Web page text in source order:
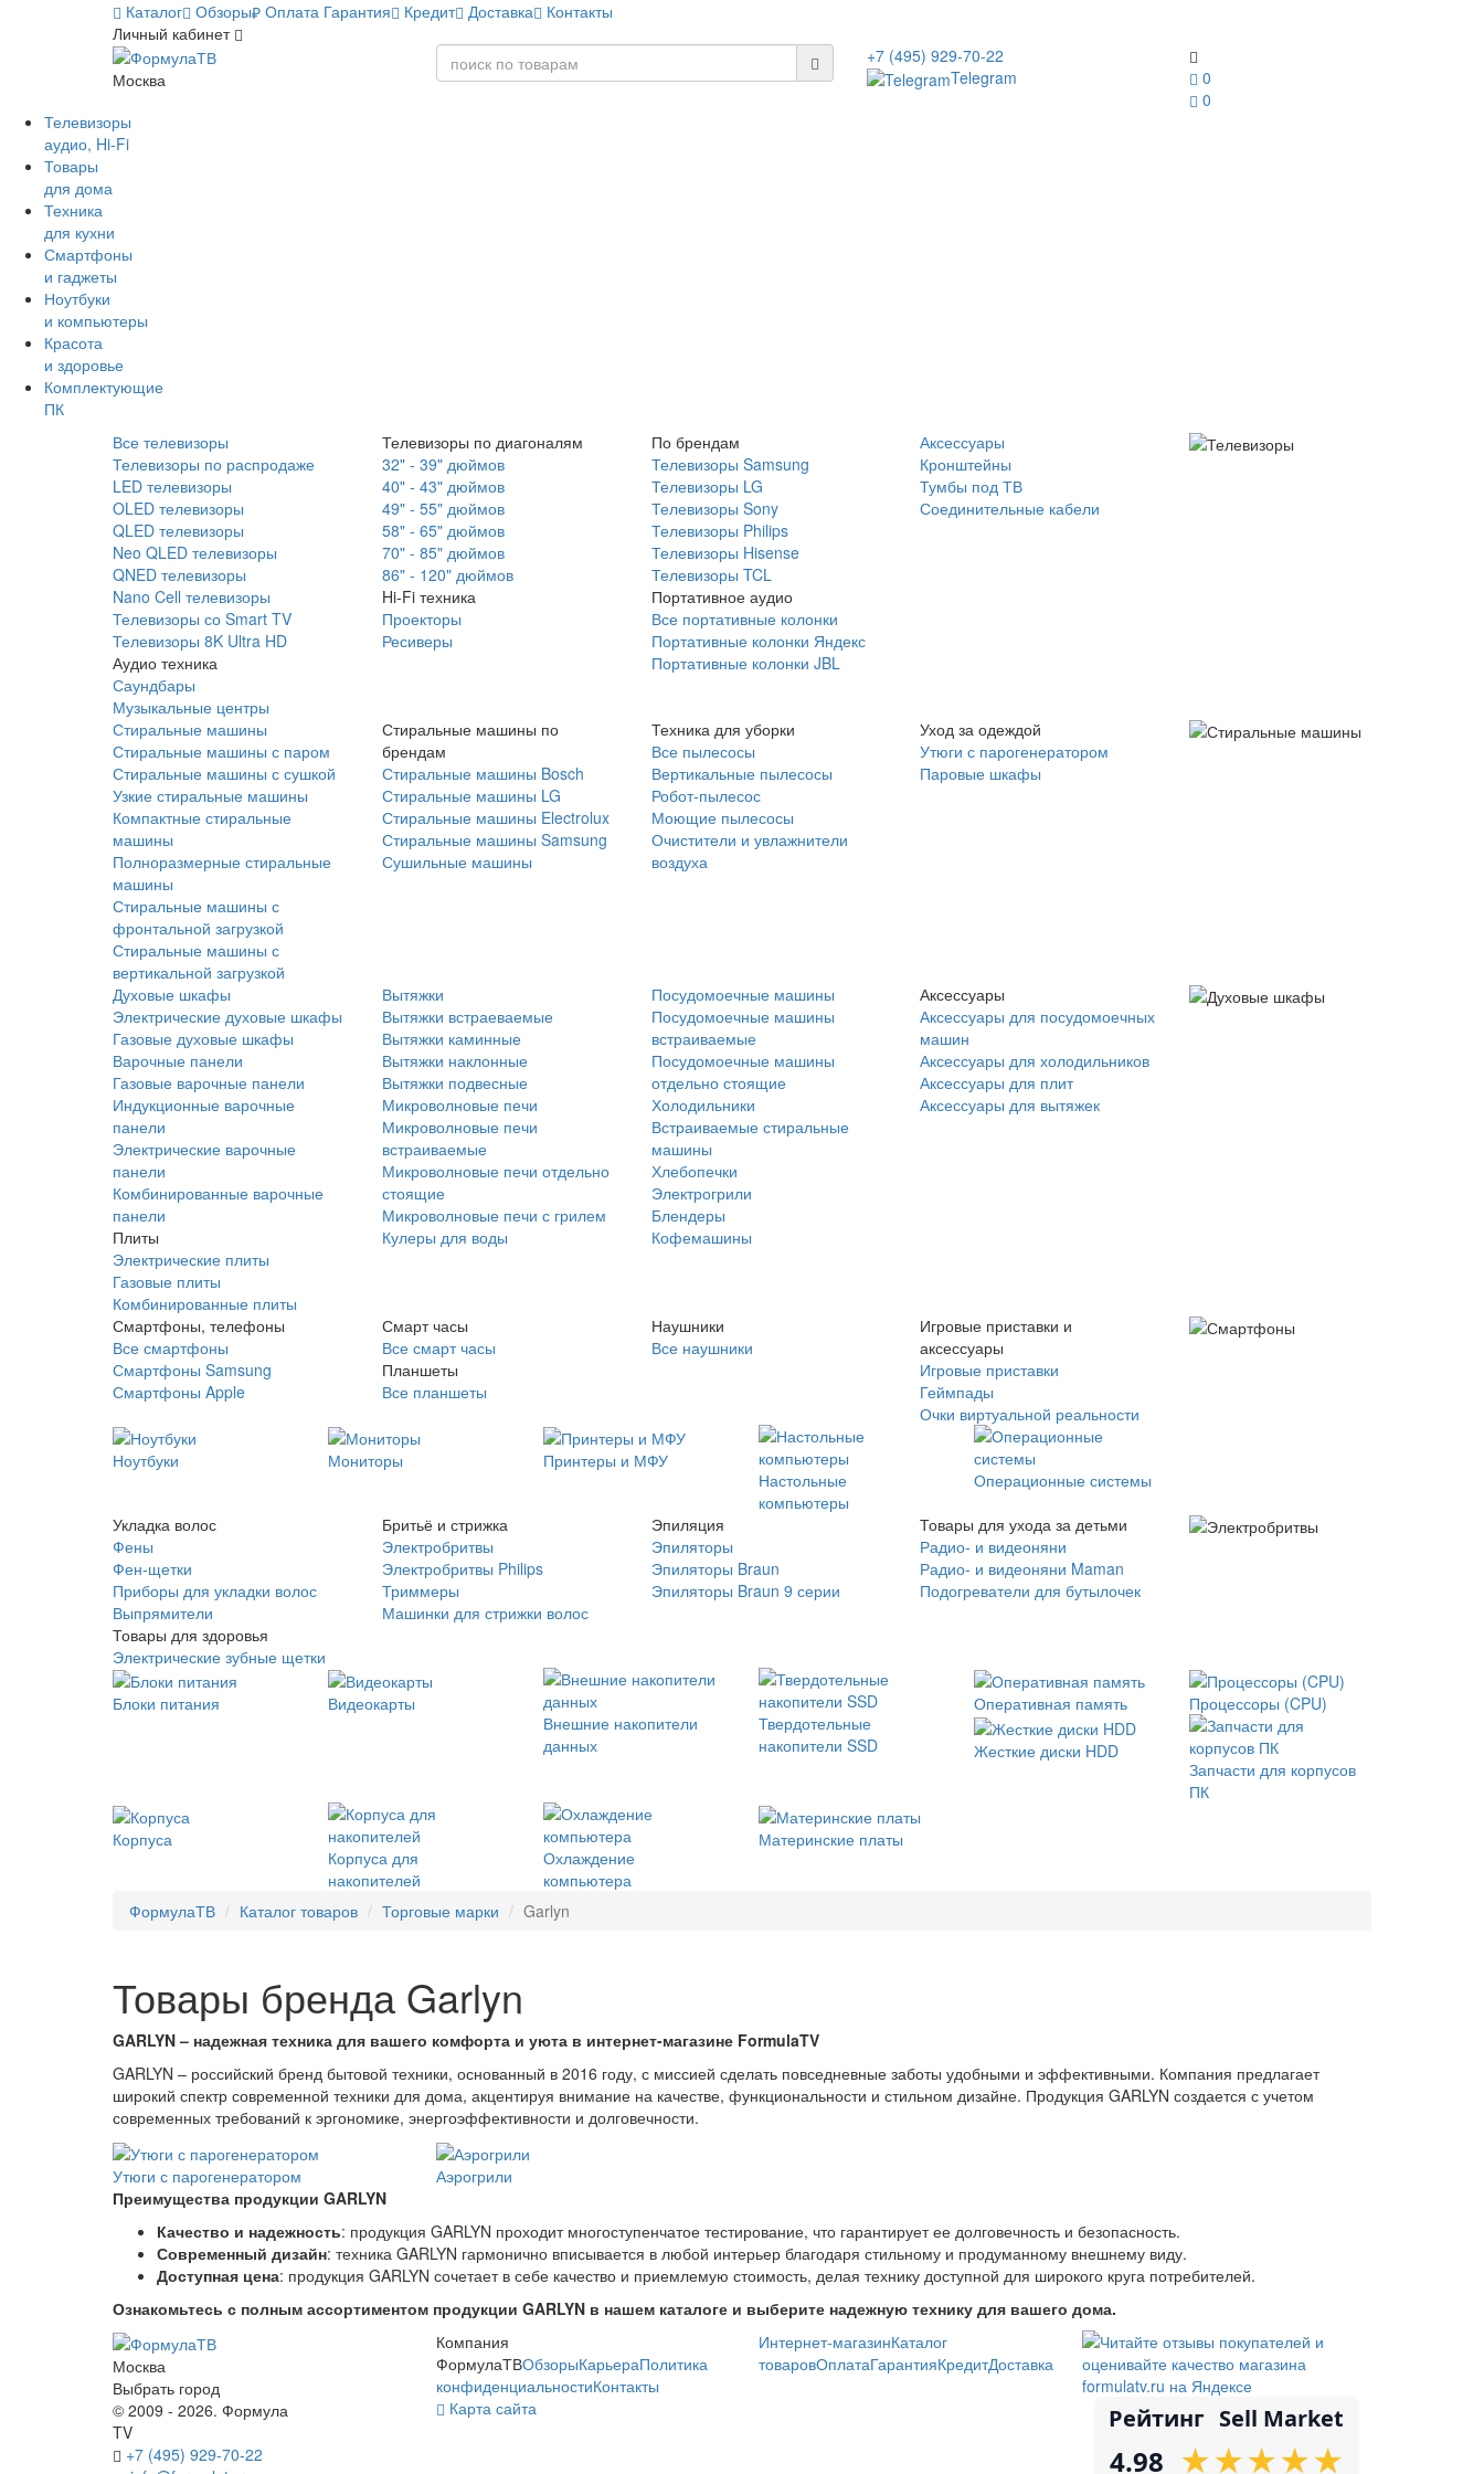
Каталог Обзоры Оплата Гарантия Кредит Доставка
Контакты
Личный кабинет
Москва
0
0
+7 (495) 929-70-22
Telegram
Телевизоры
аудио, Hi-Fi
Товары
для дома
Техника
для кухни
Смартфоны
и гаджеты
Ноутбуки
и компьютеры
Красота
и здоровье
Комплектующие
ПК
Все телевизоры
Телевизоры по распродаже
LED телевизоры
OLED телевизоры
QLED телевизоры
Neo QLED телевизоры
QNED телевизоры
Nano Cell телевизоры
Телевизоры со Smart TV
Телевизоры 8K Ultra HD
Аудио техника
Саундбары
Музыкальные центры
Телевизоры по диагоналям
32" - 39" дюймов
40" - 43" дюймов
49" - 55" дюймов
58" - 65" дюймов
70" - 85" дюймов
86" - 120" дюймов
Hi-Fi техника
Проекторы
Ресиверы
По брендам
Телевизоры Samsung
Телевизоры LG
Телевизоры Sony
Телевизоры Philips
Телевизоры Hisense
Телевизоры TCL
Портативное аудио
Все портативные колонки
Портативные колонки Яндекс
Портативные колонки JBL
Аксессуары
Кронштейны
Тумбы под ТВ
Соединительные кабели
Стиральные машины
Стиральные машины с паром
Стиральные машины с сушкой
Узкие стиральные машины
Компактные стиральные
машины
Полноразмерные стиральные
машины
Стиральные машины с
фронтальной загрузкой
Стиральные машины с
вертикальной загрузкой
Стиральные машины по
брендам
Стиральные машины Bosch
Стиральные машины LG
Стиральные машины Electrolux
Стиральные машины Samsung
Сушильные машины
Техника для уборки
Все пылесосы
Вертикальные пылесосы
Робот-пылесос
Моющие пылесосы
Очистители и увлажнители
воздуха
Уход за одеждой
Утюги с парогенератором
Паровые шкафы
Духовые шкафы
Электрические духовые шкафы
Газовые духовые шкафы
Варочные панели
Газовые варочные панели
Индукционные варочные
панели
Электрические варочные
панели
Комбинированные варочные
панели
Плиты
Электрические плиты
Газовые плиты
Комбинированные плиты
Вытяжки
Вытяжки встраеваемые
Вытяжки каминные
Вытяжки наклонные
Вытяжки подвесные
Микроволновые печи
Микроволновые печи
встраиваемые
Микроволновые печи отдельно
стоящие
Микроволновые печи с грилем
Кулеры для воды
Посудомоечные машины
Посудомоечные машины
встраиваемые
Посудомоечные машины
отдельно стоящие
Холодильники
Встраиваемые стиральные
машины
Хлебопечки
Электрогрили
Блендеры
Кофемашины
Аксессуары
Аксессуары для посудомоечных
машин
Аксессуары для холодильников
Аксессуары для плит
Аксессуары для вытяжек
Смартфоны, телефоны
Все смартфоны
Смартфоны Samsung
Смартфоны Apple
Смарт часы
Все смарт часы
Планшеты
Все планшеты
Наушники
Все наушники
Игровые приставки и
аксессуары
Игровые приставки
Геймпады
Очки виртуальной реальности
Ноутбуки Мониторы
Принтеры и МФУ
Настольные
компьютеры
Операционные системы
Укладка волос
Фены
Фен-щетки
Приборы для укладки волос
Выпрямители
Товары для здоровья
Электрические зубные щетки
Бритьё и стрижка
Электробритвы
Электробритвы Philips
Триммеры
Машинки для стрижки волос
Эпиляция
Эпиляторы
Эпиляторы Braun
Эпиляторы Braun 9 серии
Товары для ухода за детьми
Радио- и видеоняни
Радио- и видеоняни Maman
Подогреватели для бутылочек
Блоки питания
Видеокарты
Внешние накопители
данных
Твердотельные
накопители SSD
Оперативная память Процессоры (CPU)
Жесткие диски HDD
Запчасти для корпусов
ПК
Корпуса
Корпуса для
накопителей
Охлаждение
компьютера
Материнские платы
ФормулаТВ Каталог товаров Торговые марки Garlyn
Товары бренда Garlyn
GARLYN – надежная техника для вашего комфорта и уюта в интернет-магазине FormulaTV
GARLYN – российский бренд бытовой техники, основанный в 2016 году, с миссией сделать повседневные заботы удобными и эффективными. Компания предлагает
широкий спектр современной техники для дома, акцентируя внимание на качестве, функциональности и стильном дизайне. Продукция GARLYN создается с учетом
современных требований к эргономике, энергоэффективности и долговечности.
Утюги с парогенератором
Аэрогрили
Преимущества продукции GARLYN
Качество и надежность: продукция GARLYN проходит многоступенчатое тестирование, что гарантирует ее долговечность и безопасность.
Современный дизайн: техника GARLYN гармонично вписывается в любой интерьер благодаря стильному и продуманному внешнему виду.
Доступная цена: продукция GARLYN сочетает в себе качество и приемлемую стоимость, делая технику доступной для широкого круга потребителей.
Ознакомьтесь с полным ассортиментом продукции GARLYN в нашем каталоге и выберите надежную технику для вашего дома.
Москва
Выбрать город
© 2009 - 2026. Формула
TV
+7 (495) 929-70-22
Компания
ФормулаТВОбзорыКарьераПолитика
конфиденциальностиКонтакты
Интернет-магазинКаталог
товаровОплатаГарантияКредитДоставка
Карта сайта
Рейтинг Sell Market
4.98 ★
★★
★★
★★
★★
★